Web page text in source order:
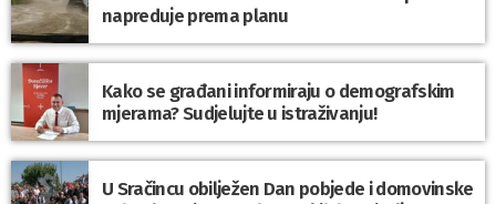
napreduje prema planu
Kako se građani informiraju o demografskim
mjerama? Sudjelujte u istraživanju!
U Sračincu obilježen Dan pobjede i domovinske